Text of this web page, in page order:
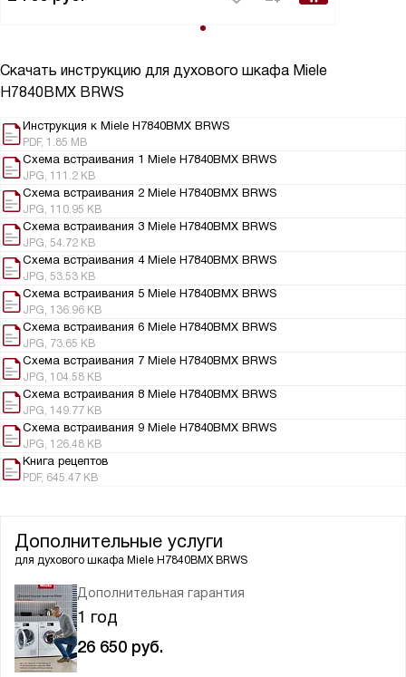
Скачать инструкцию для духового шкафа Miele
H7840BMX BRWS
Инструкция к Miele H7840BMX BRWS
PDF, 1.85 MB
Схема встраивания 1 Miele H7840BMX BRWS
JPG, 111.2 KB
Схема встраивания 2 Miele H7840BMX BRWS
JPG, 110.95 KB
Схема встраивания 3 Miele H7840BMX BRWS
JPG, 54.72 KB
Схема встраивания 4 Miele H7840BMX BRWS
JPG, 53.53 KB
Схема встраивания 5 Miele H7840BMX BRWS
JPG, 136.96 KB
Схема встраивания 6 Miele H7840BMX BRWS
JPG, 73.65 KB
Схема встраивания 7 Miele H7840BMX BRWS
JPG, 104.58 KB
Схема встраивания 8 Miele H7840BMX BRWS
JPG, 149.77 KB
Схема встраивания 9 Miele H7840BMX BRWS
JPG, 126.48 KB
Книга рецептов
PDF, 645.47 KB
Дополнительные услуги
для духового шкафа Miele H7840BMX BRWS
Дополнительная гарантия
1 год
26 650 руб.